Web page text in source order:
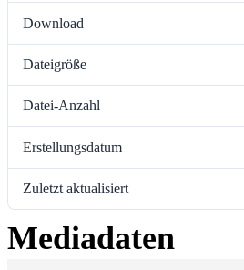
Download
Dateigröße
Datei-Anzahl
Erstellungsdatum
Zuletzt aktualisiert
Mediadaten